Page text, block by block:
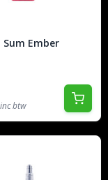
Sum Ember
inc btw